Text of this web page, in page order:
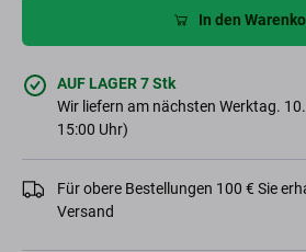
In den
AUF LAGER 7 Stk
Wir liefern am nächsten Werktag.
15:00 Uhr)
Für obere Bestellungen 100 € Sie
Versand